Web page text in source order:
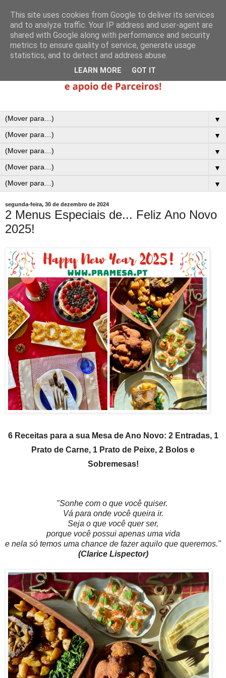
▼
▼
▼
▼
▼
segunda-feira, 30 de dezembro de 2024
2 Menus Especiais de... Feliz Ano Novo
2025!
6 Receitas para a sua Mesa de Ano Novo: 2 Entradas, 1
Prato de Carne, 1 Prato de Peixe, 2 Bolos e
Sobremesas!
"Sonhe com o que você quiser.
Vá para onde você queira ir.
Seja o que você quer ser,
porque você possui apenas uma vida
e nela só temos uma chance de fazer aquilo que queremos."
(Clarice Lispector)
This site uses cookies from Google to deliver its services
and to analyze traffic. Your IP address and user-agent are
shared with Google along with performance and security
metrics to ensure quality of service, generate usage
statistics, and to detect and address abuse.
LEARN MORE GOT IT